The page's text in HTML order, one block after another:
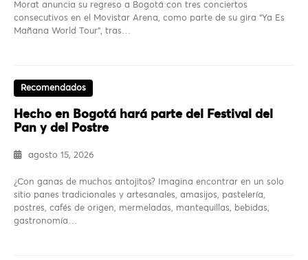
Morat anuncia su regreso a Bogotá con tres conciertos
consecutivos en el Movistar Arena, como parte de su gira “Ya Es
Mañana World Tour”, tras…
Recomendados
Hecho en Bogotá hará parte del Festival del
Pan y del Postre
agosto 15, 2026
¿Con ganas de muchos antojitos? Imagina encontrar en un solo
sitio panes tradicionales y artesanales, amasijos, pastelería,
postres, cafés de origen, mermeladas, mantequillas, bebidas,
gastronomía…